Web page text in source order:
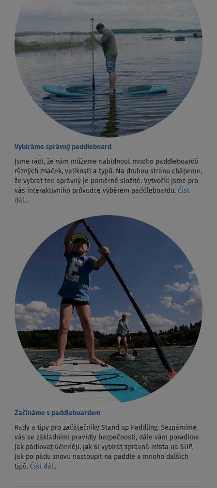
Vybíráme správný paddleboard
Jsme rádi, že vám můžeme nabídnout mnoho paddleboardů
různých značek, velikostí a typů. Na druhou stranu chápeme,
že vybrat ten správný je poměrně složité. Vytvořili jsme pro
vás interaktivního průvodce výběrem paddleboardu. Číst
dál...
Začínáme s paddleboardem
Rady a tipy pro začátečníky Stand up Paddling. Seznámíme
vás se základními pravidly bezpečnosti, dále vám poradíme
jak pádlovat účinněji, jak si vybírat správná místa na SUP,
jak po pádu znovu nastoupit na paddle a mnoho dalších
tipů. Číst dál...